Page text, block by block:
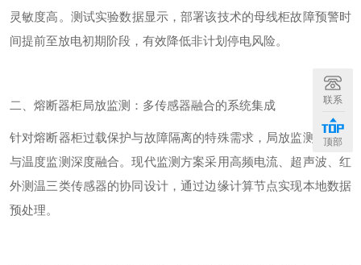
灵敏度高 。 测试实验数据显示，部署该技术的母线柜故障预警时
间提前至放电初期阶段，有效降低非计划停电风险。
二、熔断器柜局放监测：多传感器融合的系统集成
针对熔断器柜过载保护与故障隔离的特殊需求，局放监测技术需
与温度监测深度融合。现代监测方案采用高频电流、超声波、红
外测温三类传感器的协同设计，通过边缘计算节点实现本地数据
预处理。
联系
顶部